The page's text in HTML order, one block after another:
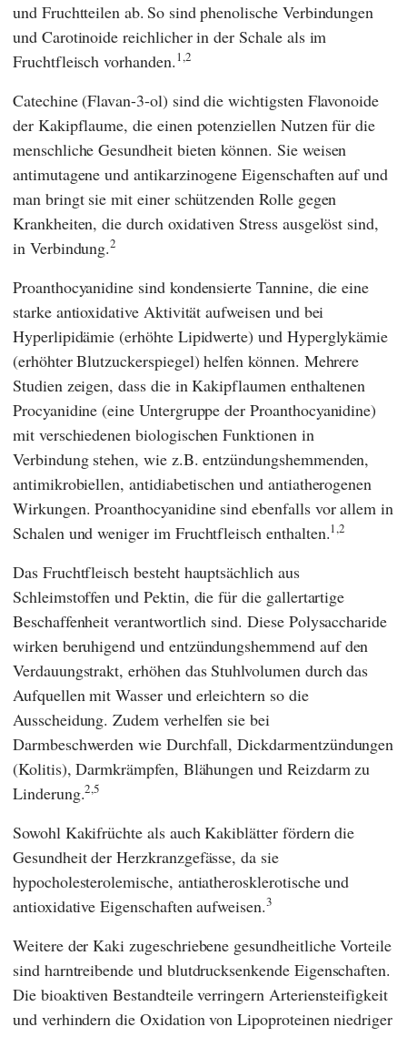
und Fruchtteilen ab. So sind phenolische Verbindungen
und Carotinoide reichlicher in der Schale als im
Fruchtfleisch vorhanden.1,2
Catechine (Flavan-3-ol) sind die wichtigsten Flavonoide
der Kakipflaume, die einen potenziellen Nutzen für die
menschliche Gesundheit bieten können. Sie weisen
antimutagene und antikarzinogene Eigenschaften auf und
man bringt sie mit einer schützenden Rolle gegen
Krankheiten, die durch oxidativen Stress ausgelöst sind,
in Verbindung.2
Proanthocyanidine sind kondensierte Tannine, die eine
starke antioxidative Aktivität aufweisen und bei
Hyperlipidämie (erhöhte Lipidwerte) und Hyperglykämie
(erhöhter Blutzuckerspiegel) helfen können. Mehrere
Studien zeigen, dass die in Kakipflaumen enthaltenen
Procyanidine (eine Untergruppe der Proanthocyanidine)
mit verschiedenen biologischen Funktionen in
Verbindung stehen, wie z.B. entzündungshemmenden,
antimikrobiellen, antidiabetischen und antiatherogenen
Wirkungen. Proanthocyanidine sind ebenfalls vor allem in
Schalen und weniger im Fruchtfleisch enthalten.1,2
Das Fruchtfleisch besteht hauptsächlich aus
Schleimstoffen und Pektin, die für die gallertartige
Beschaffenheit verantwortlich sind. Diese Polysaccharide
wirken beruhigend und entzündungshemmend auf den
Verdauungstrakt, erhöhen das Stuhlvolumen durch das
Aufquellen mit Wasser und erleichtern so die
Ausscheidung. Zudem verhelfen sie bei
Darmbeschwerden wie Durchfall, Dickdarmentzündungen
(Kolitis), Darmkrämpfen, Blähungen und Reizdarm zu
Linderung.2,5
Sowohl Kakifrüchte als auch Kakiblätter fördern die
Gesundheit der Herzkranzgefässe, da sie
hypocholesterolemische, antiatherosklerotische und
antioxidative Eigenschaften aufweisen.3
Weitere der Kaki zugeschriebene gesundheitliche Vorteile
sind harntreibende und blutdrucksenkende Eigenschaften.
Die bioaktiven Bestandteile verringern Arteriensteifigkeit
und verhindern die Oxidation von Lipoproteinen niedriger